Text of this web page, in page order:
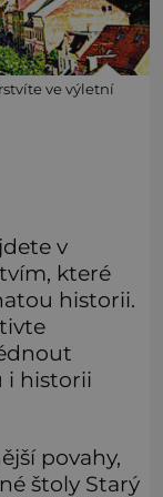
ve výletní
v
které
historii.
i historii
povahy,
štoly Starý